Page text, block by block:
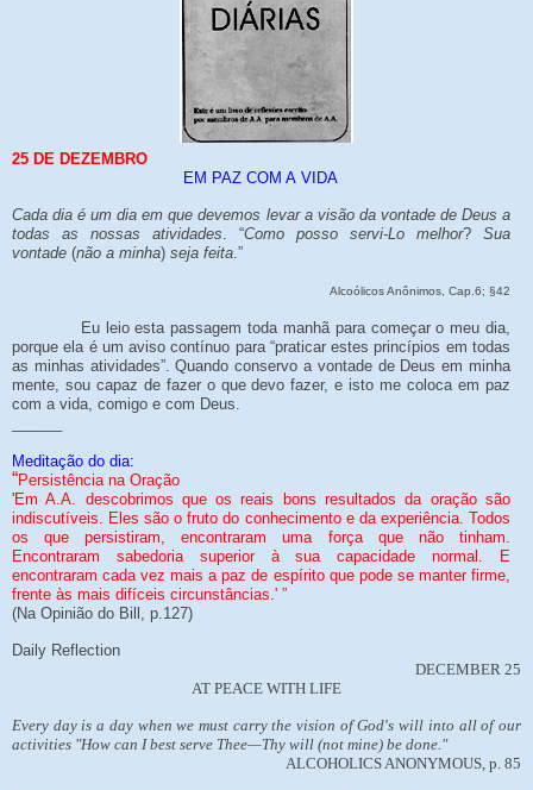
25 DE DEZEMBRO
EM PAZ COM A VIDA
Cada dia é um dia em que devemos levar a visão da vontade de Deus a
todas as nossas atividades. “Como posso servi-Lo melhor? Sua
vontade (não a minha) seja feita.”
Alcoólicos Anônimos, Cap.6; §42
Eu leio esta passagem toda manhã para começar o meu dia,
porque ela é um aviso contínuo para “praticar estes princípios em todas
as minhas atividades”. Quando conservo a vontade de Deus em minha
mente, sou capaz de fazer o que devo fazer, e isto me coloca em paz
com a vida, comigo e com Deus.
Meditação do dia:
“Persistência na Oração
'Em A.A. descobrimos que os reais bons resultados da oração são
indiscutíveis. Eles são o fruto do conhecimento e da experiência. Todos
os que persistiram, encontraram uma força que não tinham.
Encontraram sabedoria superior à sua capacidade normal. E
encontraram cada vez mais a paz de espírito que pode se manter firme,
frente às mais difíceis circunstâncias.' ”
(Na Opinião do Bill, p.127)
Daily Reflection
DECEMBER 25
AT PEACE WITH LIFE
Every day is a day when we must carry the vision of God's will into all of our
activities "How can I best serve Thee—Thy will (not mine) be done."
ALCOHOLICS ANONYMOUS, p. 85